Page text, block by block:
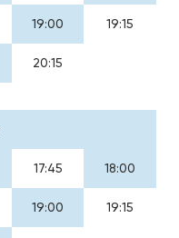
19:00 19:15
20:15
17:45 18:00
19:00 19:15